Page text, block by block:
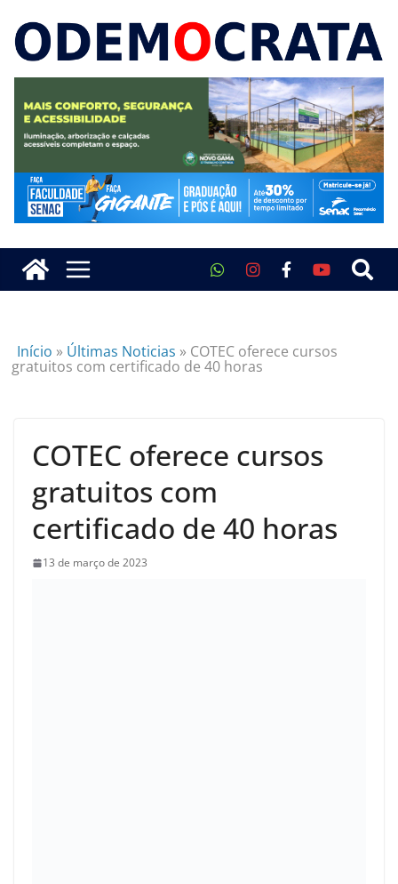
Início » Últimas Noticias » COTEC oferece cursos
gratuitos com certificado de 40 horas
COTEC oferece cursos
gratuitos com
certificado de 40 horas
13 de março de 2023